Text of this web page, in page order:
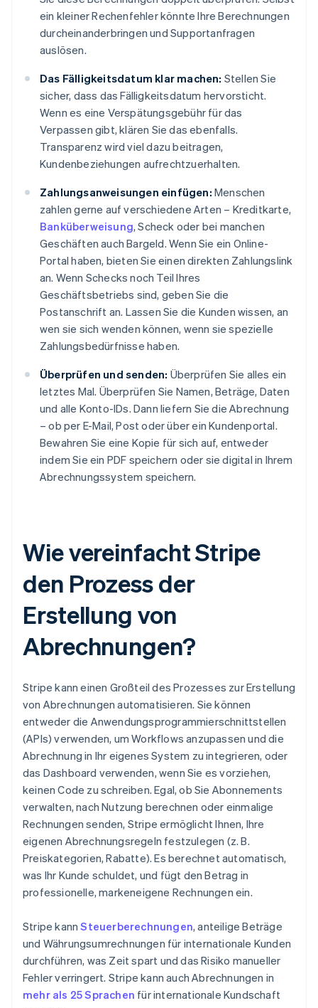
ein kleiner Rechenfehler könnte Ihre Berechnungen
durcheinanderbringen und Supportanfragen
auslösen.
Das Fälligkeitsdatum klar machen: Stellen Sie
sicher, dass das Fälligkeitsdatum hervorsticht.
Wenn es eine Verspätungsgebühr für das
Verpassen gibt, klären Sie das ebenfalls.
Transparenz wird viel dazu beitragen,
Kundenbeziehungen aufrechtzuerhalten.
Zahlungsanweisungen einfügen: Menschen
zahlen gerne auf verschiedene Arten – Kreditkarte,
Banküberweisung, Scheck oder bei manchen
Geschäften auch Bargeld. Wenn Sie ein Online-
Portal haben, bieten Sie einen direkten Zahlungslink
an. Wenn Schecks noch Teil Ihres
Geschäftsbetriebs sind, geben Sie die
Postanschrift an. Lassen Sie die Kunden wissen, an
wen sie sich wenden können, wenn sie spezielle
Zahlungsbedürfnisse haben.
Überprüfen und senden: Überprüfen Sie alles ein
letztes Mal. Überprüfen Sie Namen, Beträge, Daten
und alle Konto-IDs. Dann liefern Sie die Abrechnung
– ob per E-Mail, Post oder über ein Kundenportal.
Bewahren Sie eine Kopie für sich auf, entweder
indem Sie ein PDF speichern oder sie digital in Ihrem
Abrechnungssystem speichern.
Wie vereinfacht Stripe
den Prozess der
Erstellung von
Abrechnungen?
Stripe kann einen Großteil des Prozesses zur Erstellung
von Abrechnungen automatisieren. Sie können
entweder die Anwendungsprogrammierschnittstellen
(APIs) verwenden, um Workflows anzupassen und die
Abrechnung in Ihr eigenes System zu integrieren, oder
das Dashboard verwenden, wenn Sie es vorziehen,
keinen Code zu schreiben. Egal, ob Sie Abonnements
verwalten, nach Nutzung berechnen oder einmalige
Rechnungen senden, Stripe ermöglicht Ihnen, Ihre
eigenen Abrechnungsregeln festzulegen (z. B.
Preiskategorien, Rabatte). Es berechnet automatisch,
was Ihr Kunde schuldet, und fügt den Betrag in
professionelle, markeneigene Rechnungen ein.
Stripe kannSteuerberechnungen, anteilige Beträge
und Währungsumrechnungen für internationale Kunden
durchführen, was Zeit spart und das Risiko manueller
Fehler verringert. Stripe kann auch Abrechnungen in
mehr als 25 Sprachen für internationale Kundschaft